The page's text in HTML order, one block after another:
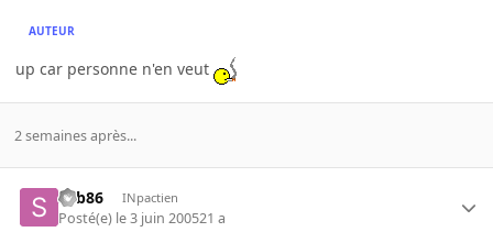
AUTEUR
up car personne n'en veut
2 semaines après...
Seb86 INpactien
Posté(e) le 3 juin 200521 a